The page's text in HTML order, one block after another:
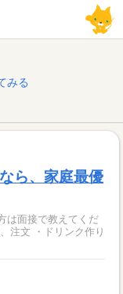
みる
ら、家庭最優
は面接で教えてくだ